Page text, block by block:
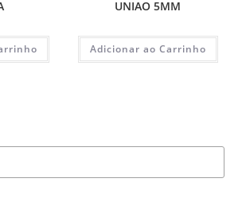
UNIAO 5MM
Adicionar ao Carrinho